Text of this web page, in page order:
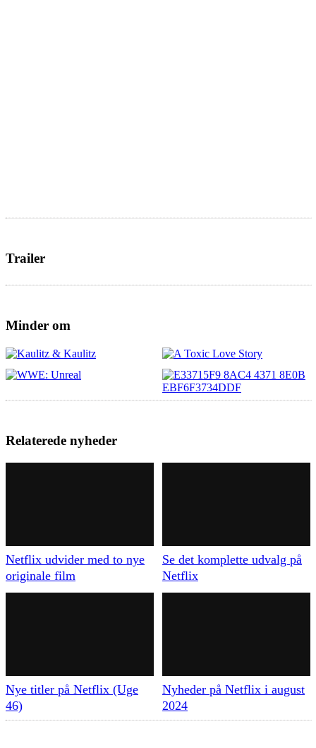
Trailer
Minder om
Relaterede nyheder
Netflix udvider med to nye
originale film
Se det komplette udvalg på
Netflix
Nye titler på Netflix (Uge
46)
Nyheder på Netflix i august
2024